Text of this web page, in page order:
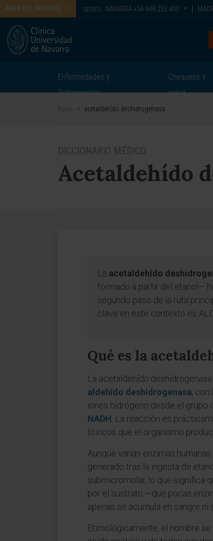
ÁREA DEL PACIENTE SEDES: NAVARRA +34 948 255 400
Enfermedades y
Tratamientos
Chequeos y
salud
Inicio > acetaldehído deshidrogenasa
DICCIONARIO MÉDICO
Acetaldehído
La acetaldehído
formado a partir del etanol—
segundo paso de la ruta
clave en este contexto es
Qué es la
La acetaldehído
aldehído deshidrogenasa, con
iones hidrógeno desde el grupo
NADH . La reacción es
tóxicos que el organismo
Aunque varias enzimas
generado tras la ingesta de
submicromolar, lo que significa
por el sustrato —que pocas
apenas se acumula en sangre
Etimológicamente, el nombre